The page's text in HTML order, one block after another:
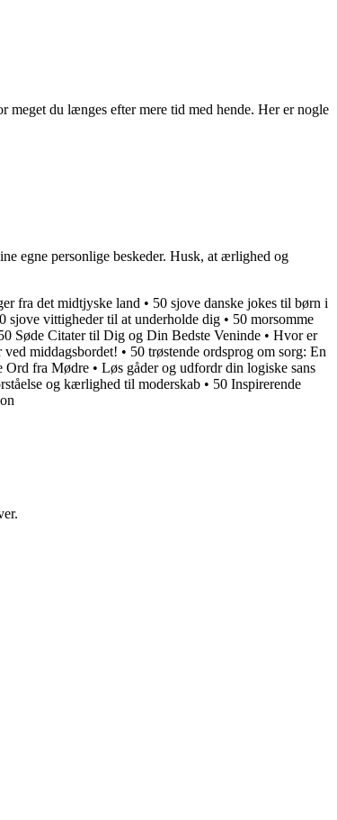
du længes efter mere tid med hende. Her er nogle
egne personlige beskeder. Husk, at ærlighed og
fra det midtjyske land • 50 sjove danske jokes til børn i
sjove vittigheder til at underholde dig • 50 morsomme
Søde Citater til Dig og Din Bedste Veninde • Hvor er
ved middagsbordet! • 50 trøstende ordsprog om sorg: En
Ord fra Mødre • Løs gåder og udfordr din logiske sans
og kærlighed til moderskab • 50 Inspirerende